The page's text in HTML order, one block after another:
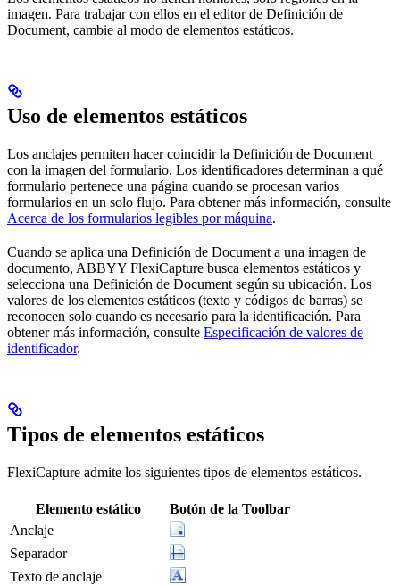
imagen. Para trabajar con ellos en el editor de Definición de
Document, cambie al modo de elementos estáticos.
Uso de elementos estáticos
Los anclajes permiten hacer coincidir la Definición de Document
con la imagen del formulario. Los identificadores determinan a qué
formulario pertenece una página cuando se procesan varios
formularios en un solo flujo. Para obtener más información, consulte
Acerca de los formularios legibles por máquina.
Cuando se aplica una Definición de Document a una imagen de
documento, ABBYY FlexiCapture busca elementos estáticos y
selecciona una Definición de Document según su ubicación. Los
valores de los elementos estáticos (texto y códigos de barras) se
reconocen solo cuando es necesario para la identificación. Para
obtener más información, consulte Especificación de valores de
identificador.
Tipos de elementos estáticos
FlexiCapture admite los siguientes tipos de elementos estáticos.
Elemento estático
Botón de la Toolbar
Anclaje
Separador
Texto de anclaje